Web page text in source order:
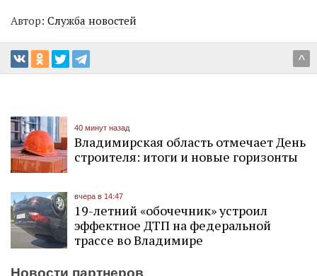
Автор: Служба новостей
^
40 минут назад
Владимирская область отмечает День
строителя: итоги и новые горизонты
вчера в 14:47
19-летний «обочечник» устроил
эффектное ДТП на федеральной
трассе во Владимире